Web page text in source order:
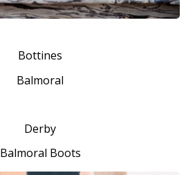
Bottines
Balmoral
Derby
Balmoral Boots